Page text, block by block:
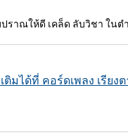
าณให้ดี เคล็ด ลับวิชา ในต
ติมได้ที่ คอร์ดเพลง เรีย